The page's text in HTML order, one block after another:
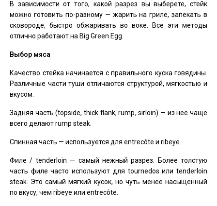
В зависимости от того, какой разрез вы выберете, стейк
можно готовить по-разному — жарить на гриле, запекать в
сковороде, быстро обжаривать во воке. Все эти методы
отлично работают на Big Green Egg.
Выбор мяса
Качество стейка начинается с правильного куска говядины.
Различные части туши отличаются структурой, мягкостью и
вкусом.
Задняя часть (topside, thick flank, rump, sirloin) — из неё чаще
всего делают rump steak.
Спинная часть — используется для entrecôte и ribeye.
Филе / tenderloin — самый нежный разрез. Более толстую
часть филе часто используют для tournedos или tenderloin
steak. Это самый мягкий кусок, но чуть менее насыщенный
по вкусу, чем ribeye или entrecôte.